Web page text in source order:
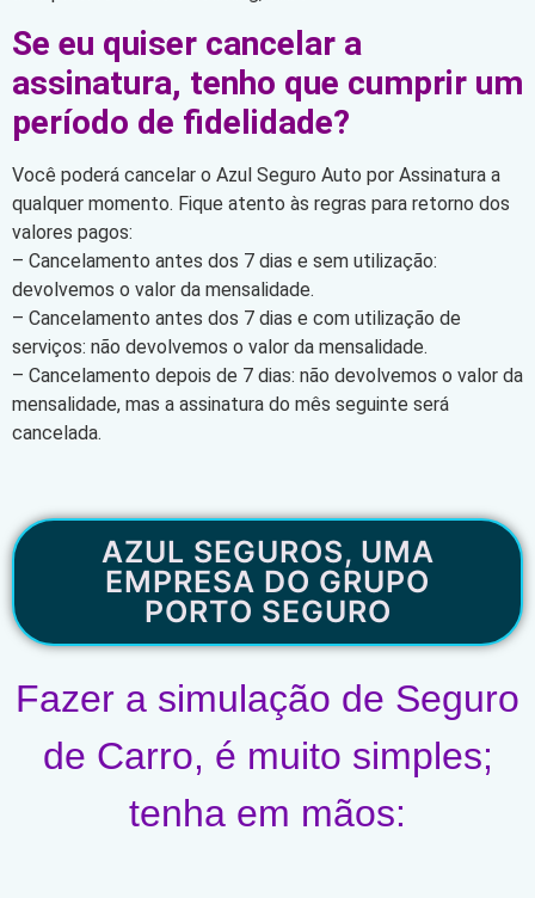
Se eu quiser cancelar a
assinatura, tenho que cumprir um
período de fidelidade?
Você poderá cancelar o Azul Seguro Auto por Assinatura a
qualquer momento. Fique atento às regras para retorno dos
valores pagos:
– Cancelamento antes dos 7 dias e sem utilização:
devolvemos o valor da mensalidade.
– Cancelamento antes dos 7 dias e com utilização de
serviços: não devolvemos o valor da mensalidade.
– Cancelamento depois de 7 dias: não devolvemos o valor da
mensalidade, mas a assinatura do mês seguinte será
cancelada.
AZUL SEGUROS, UMA
EMPRESA DO GRUPO
PORTO SEGURO
Fazer a simulação de Seguro
de Carro, é muito simples;
tenha em mãos: